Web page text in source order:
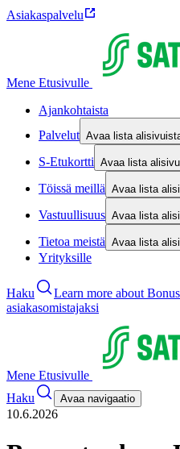
Asiakaspalvelu
Mene Etusivulle
Ajankohtaista
Palvelut Avaa lista
S-Etukortti Avaa lista
Töissä meillä Avaa lista
Vastuullisuus Avaa lista
Tietoa meistä Avaa lista
Yrityksille
Haku Learn more about
asiakasomistajaksi
Mene Etusivulle
Haku
Avaa navigaatio
10.6.2026